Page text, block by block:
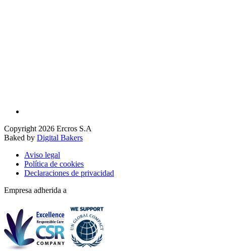
Copyright 2026 Ercros S.A
Baked by Digital Bakers
Aviso legal
Política de cookies
Declaraciones de privacidad
Empresa adherida a